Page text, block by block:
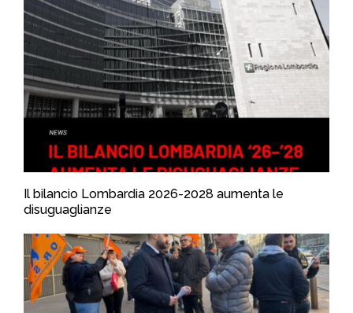
Il bilancio Lombardia 2026-2028 aumenta le
disuguaglianze